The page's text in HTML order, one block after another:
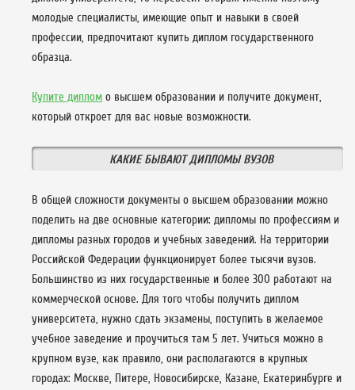
молодые специалисты, имеющие опыт и навыки в своей
профессии, предпочитают купить диплом государственного
образца.
Купите диплом о высшем образовании и получите документ,
который откроет для вас новые возможности.
КАКИЕ БЫВАЮТ ДИПЛОМЫ ВУЗОВ
В общей сложности документы о высшем образовании можно
поделить на две основные категории: дипломы по профессиям и
дипломы разных городов и учебных заведений. На территории
Российской Федерации функционирует более тысячи вузов.
Большинство из них государственные и более 300 работают на
коммерческой основе. Для того чтобы получить диплом
университета, нужно сдать экзамены, поступить в желаемое
учебное заведение и проучиться там 5 лет. Учиться можно в
крупном вузе, как правило, они располагаются в крупных
городах: Москве, Питере, Новосибирске, Казане, Екатеринбурге и